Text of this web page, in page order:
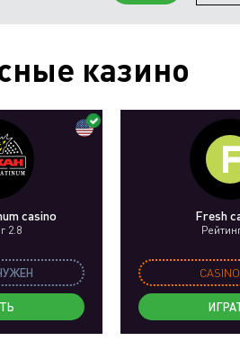
казино
casino
2.8
Fresh